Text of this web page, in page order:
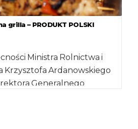
grilla – PRODUKT POLSKI
Ministra Rolnictwa i
Krzysztofa Ardanowskiego
Generalnego